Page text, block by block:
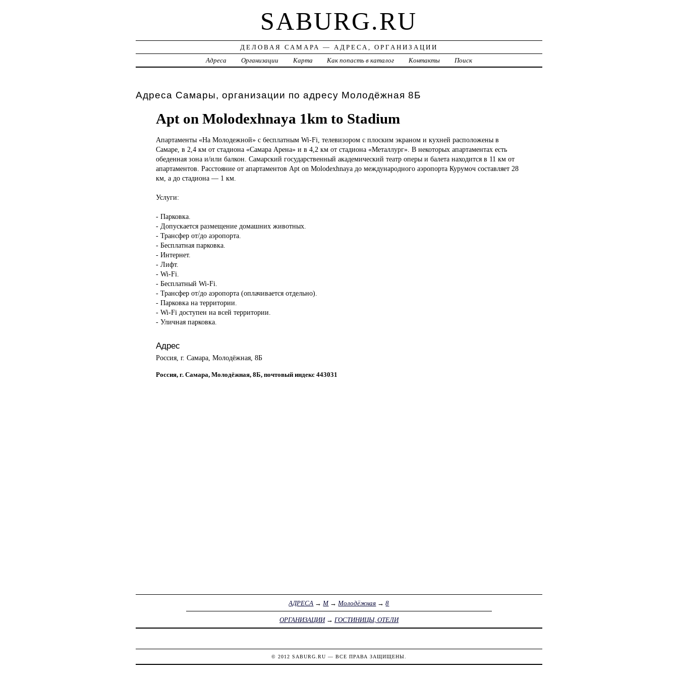
SABURG.RU
ДЕЛОВАЯ САМАРА — АДРЕСА, ОРГАНИЗАЦИИ
Адреса
Организации Карта Как попасть в каталог Контакты Поиск
Адреса Самары, организации по адресу Молодёжная 8Б
Apt on Molodexhnaya 1km to Stadium
Апартаменты «На Молодежной» с бесплатным Wi-Fi, телевизором с плоским экраном и кухней расположены в
Самаре, в 2,4 км от стадиона «Самара Арена» и в 4,2 км от стадиона «Металлург». В некоторых апартаментах есть
обеденная зона и/или балкон. Самарский государственный академический театр оперы и балета находится в 11 км от
апартаментов. Расстояние от апартаментов Apt on Molodexhnaya до международного аэропорта Курумоч составляет 28
км, а до стадиона — 1 км.
Услуги:
- Парковка.
- Допускается размещение домашних животных.
- Трансфер от/до аэропорта.
- Бесплатная парковка.
- Интернет.
- Лифт.
- Wi-Fi.
- Бесплатный Wi-Fi.
- Трансфер от/до аэропорта (оплачивается отдельно).
- Парковка на территории.
- Wi-Fi доступен на всей территории.
- Уличная парковка.
Адрес
Россия, г. Самара, Молодёжная, 8Б
Россия, г. Самара, Молодёжная, 8Б, почтовый индекс 443031
АДРЕСА → М→ Молодёжная →8
ОРГАНИЗАЦИИ→ ГОСТИНИЦЫ, ОТЕЛИ
© 2012 SABURG.RU — ВСЕ ПРАВА ЗАЩИЩЕНЫ.